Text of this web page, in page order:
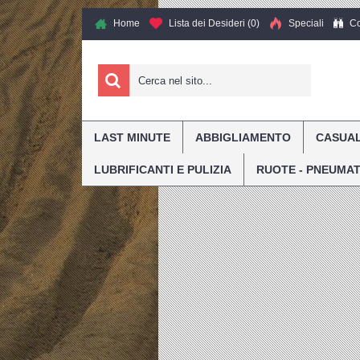
Home Lista dei Desideri (0) Speciali
LAST MINUTE ABBIGLIAMENTO
LUBRIFICANTI E PULIZIA RUOTE -
Home » Marca Alpinestars »